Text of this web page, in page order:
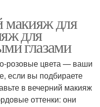
Макияж для
зеленоглазых брюнеток
Макияж на бал
макияж для
для
глазами
розовые цвета — ваши
если вы подбираете
в вечерний макияж
оттенки: они